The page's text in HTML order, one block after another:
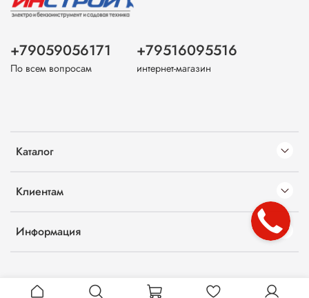
Каталог
Клиентам
Информация
+79059056171
По всем вопросам
+79516095516
интернет-магазин